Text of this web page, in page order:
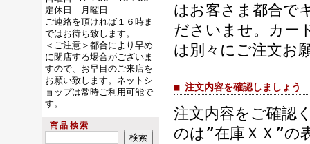
定休日 月曜日
ご連絡を頂ければ１６時ま
ではお待ち致します。
＜ご注意＞都合により早め
に閉店する場合がございま
すので、お早目のご来店を
お願い致します。ネットシ
ョップは常時ご利用可能で
す。
商品検索
はお客さま都合で
ださいませ。カー
は別々にご注文お
■ 注文内容を確認しましょう
注文内容をご確認
のは”在庫ＸＸ”の